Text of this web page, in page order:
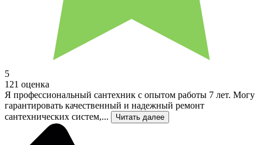
5
121 оценка
Я профессиональный сантехник с опытом работы 7 лет. Могу
гарантировать качественный и надежный ремонт
сантехнических систем,...
Читать далее